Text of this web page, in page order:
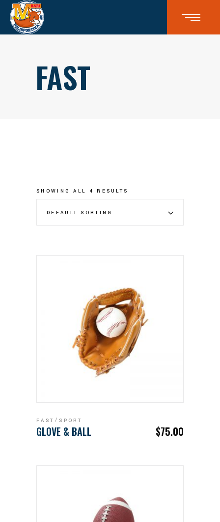
FAST
SHOWING ALL 4 RESULTS
DEFAULT SORTING
FAST SPORT
GLOVE & BALL $75.00